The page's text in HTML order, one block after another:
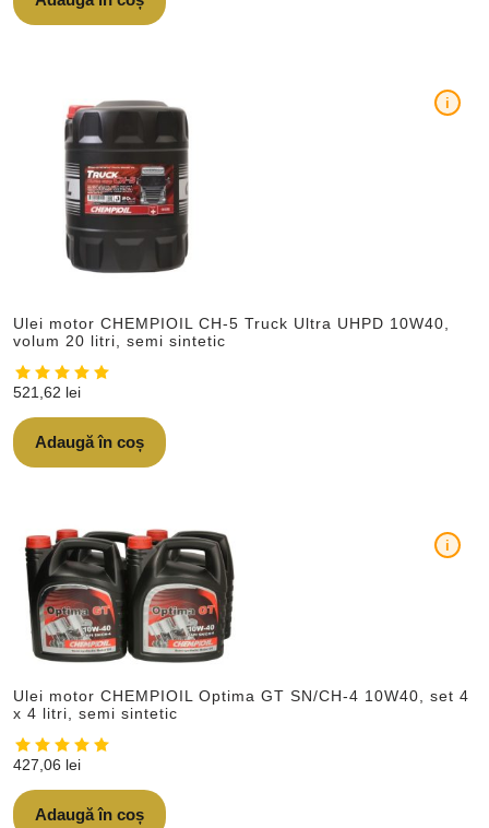
Ulei motor CHEMPIOIL CH-5 Truck Ultra UHPD 10W40,
volum 20 litri, semi sintetic
i
521,62 lei
Adaugă în coș
Ulei motor CHEMPIOIL Optima GT SN/CH-4 10W40, set 4
x 4 litri, semi sintetic
i
427,06 lei
Adaugă în coș